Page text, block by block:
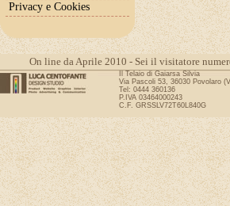
Privacy e Cookies
On line da Aprile 2010 - Sei il visitatore
Il Telaio di Gaiarsa Silvia
Via Pascoli 53, 36030 Povolaro
Tel: 0444 360136
P.IVA 03464000243
C.F. GRSSLV72T60L840G